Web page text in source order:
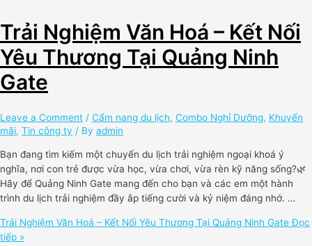
Trải Nghiệm Văn Hoá – Kết Nối
Yêu Thương Tại Quảng Ninh
Gate
Leave a Comment / Cẩm nang du lịch, Combo Nghỉ Dưỡng, Khuyến
mãi, Tin công ty / By admin
Bạn đang tìm kiếm một chuyến du lịch trải nghiệm ngoại khoá ý
nghĩa, nơi con trẻ được vừa học, vừa chơi, vừa rèn kỹ năng sống?🌿
Hãy để Quảng Ninh Gate mang đến cho bạn và các em một hành
trình du lịch trải nghiệm đầy ắp tiếng cười và kỷ niệm đáng nhớ. …
Trải Nghiệm Văn Hoá – Kết Nối Yêu Thương Tại Quảng Ninh GateĐọc
tiếp »